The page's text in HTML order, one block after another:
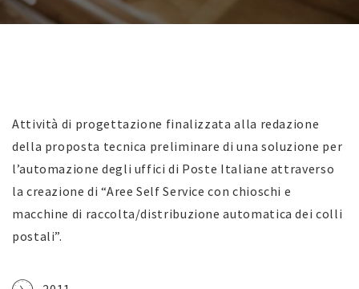
Attività di progettazione finalizzata alla redazione
della proposta tecnica preliminare di una soluzione per
l’automazione degli uffici di Poste Italiane attraverso
la creazione di “Aree Self Service con chioschi e
macchine di raccolta/distribuzione automatica dei colli
postali”.